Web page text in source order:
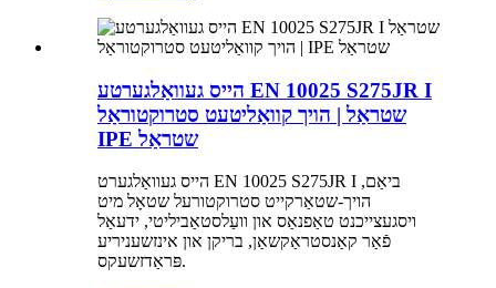
הייס געוואַלגערטע EN 10025 S275JR I
שטראַל | הויך קוואַליטעט סטרוקטוראַל
IPE שטראַל
הייס געוואַלגערט EN 10025 S275JR I ביאַם,
הויך-שטאַרקייט סטרוקטורעל שטאָל מיט
ויסגעצייכנט טאַפנאַס און וועַלסטאַביליטי, ידעאַל
פֿאַר קאַנסטראַקשאַן, בריקן און אינזשעניריע
פּראַדזשעקס.